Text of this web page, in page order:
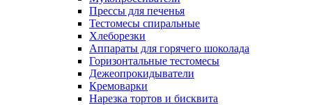
Прессы для печенья
Тестомесы спиральные
Хлеборезки
Аппараты для горячего шоколада
Горизонтальные тестомесы
Дежеопрокидыватели
Кремоварки
Нарезка тортов и бисквита